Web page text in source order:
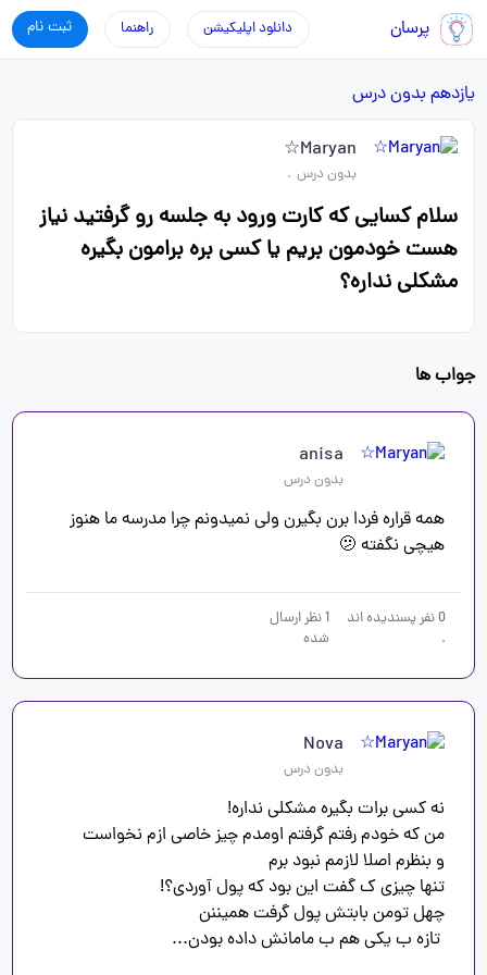
پرسان ثبت نام راهنما دانلود اپلیکیشن
یازدهم بدون درس
Maryan☆
بدون درس .
سلام کسایی که کارت ورود به جلسه رو گرفتید نیاز
هست خودمون بریم یا کسی بره برامون بگیره
مشکلی نداره؟
جواب ها
anisa
بدون درس
هیچی نگفته 🫤
0نفر پسندیده اند
.
1نظر ارسال
شده
Nova
بدون درس
تازه ب یکی هم ب مامانش داده بودن...